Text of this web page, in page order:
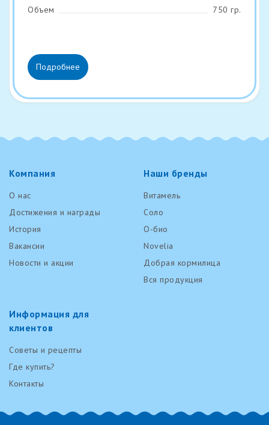
Объем
750 гр.
Подробнее
Компания
О нас
Достижения и награды
История
Вакансии
Новости и акции
Наши бренды
Витамель
Соло
О-био
Novelia
Добрая кормилица
Вся продукция
Информация для
клиентов
Советы и рецепты
Где купить?
Контакты